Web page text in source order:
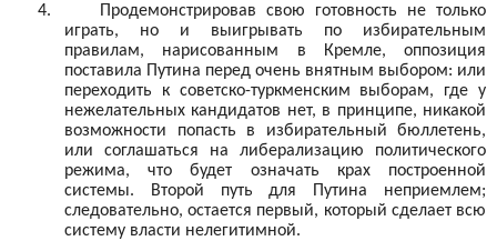
4.
Продемонстрировав свою готовность не только
играть, но и выигрывать по избирательным
правилам, нарисованным в Кремле, оппозиция
поставила Путина перед очень внятным выбором: или
переходить к советско-туркменским выборам, где у
нежелательных кандидатов нет, в принципе, никакой
возможности попасть в избирательный бюллетень,
или соглашаться на либерализацию политического
режима, что будет означать крах построенной
системы. Второй путь для Путина неприемлем;
следовательно, остается первый, который сделает всю
систему власти нелегитимной.